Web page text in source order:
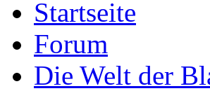
Forum
Die Welt der